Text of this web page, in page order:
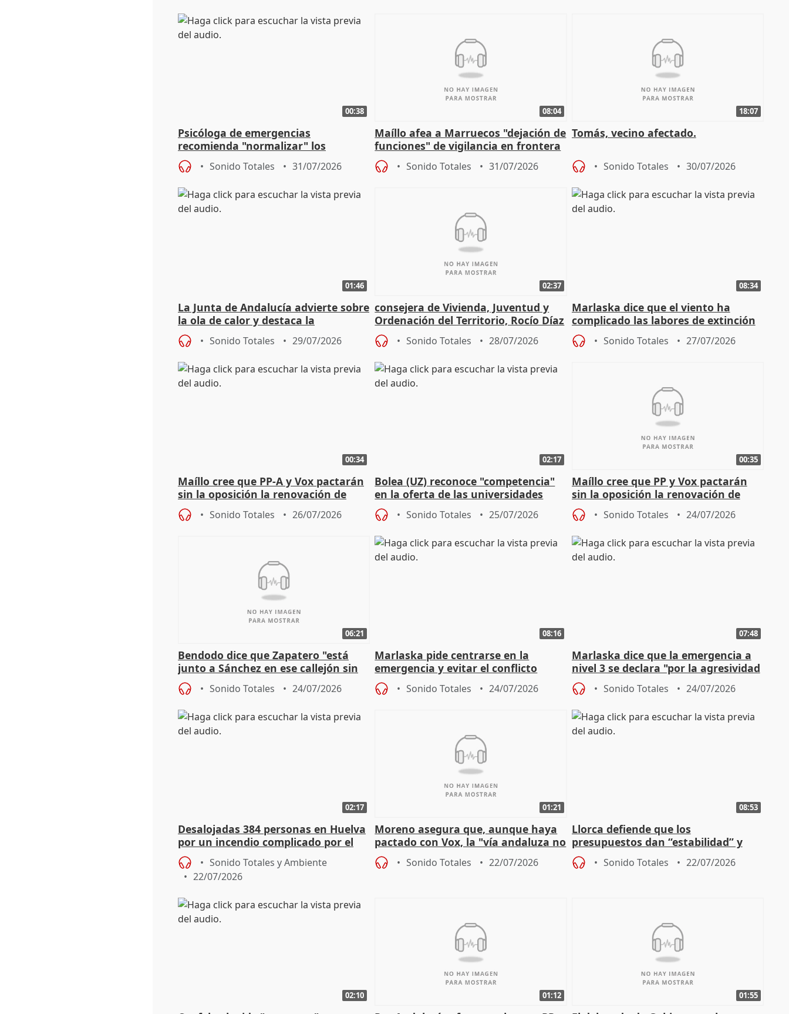
00:38
Psicóloga de emergencias
recomienda "normalizar" los
síntomas tras sufrir un incendio
Sonido Totales 31/07/2026
08:04
Maíllo afea a Marruecos "dejación de
funciones" de vigilancia en frontera
con Ceuta
Sonido Totales 31/07/2026
18:07
Tomás, vecino afectado.
Sonido Totales 30/07/2026
01:46
La Junta de Andalucía advierte sobre
la ola de calor y destaca la
importancia de la prevención
Sonido Totales 29/07/2026
02:37
consejera de Vivienda, Juventud y
Ordenación del Territorio, Rocío Díaz
Sonido Totales 28/07/2026
08:34
Marlaska dice que el viento ha
complicado las labores de extinción
durante la madrugada
Sonido Totales 27/07/2026
00:34
Maíllo cree que PP-A y Vox pactarán
sin la oposición la renovación de
órganos como el Defensor
Sonido Totales 26/07/2026
02:17
Bolea (UZ) reconoce "competencia"
en la oferta de las universidades
privadas
Sonido Totales 25/07/2026
00:35
Maíllo cree que PP y Vox pactarán
sin la oposición la renovación de
órganos como el Defensor
Sonido Totales 24/07/2026
06:21
Bendodo dice que Zapatero "está
junto a Sánchez en ese callejón sin
salida
Sonido Totales 24/07/2026
08:16
Marlaska pide centrarse en la
emergencia y evitar el conflicto
político
Sonido Totales 24/07/2026
07:48
Marlaska dice que la emergencia a
nivel 3 se declara "por la agresividad
de los incendios"
Sonido Totales 24/07/2026
02:17
Desalojadas 384 personas en Huelva
por un incendio complicado por el
viento
Sonido Totales y Ambiente
22/07/2026
01:21
Moreno asegura que, aunque haya
pactado con Vox, la "vía andaluza no
ha muerto" ni él va a "cambiar"
Sonido Totales 22/07/2026
08:53
Llorca defiende que los
presupuestos dan “estabilidad” y
dice que no ha hablado con Feijóo
Sonido Totales 22/07/2026
02:10 01:12 01:55